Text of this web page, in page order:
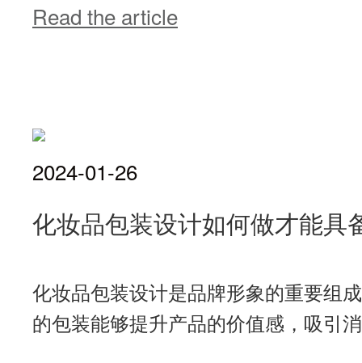
Read the article
2024-01-26
化妆品包装设计如何做才能具
化妆品包装设计是品牌形象的重要组
的包装能够提升产品的价值感，吸引